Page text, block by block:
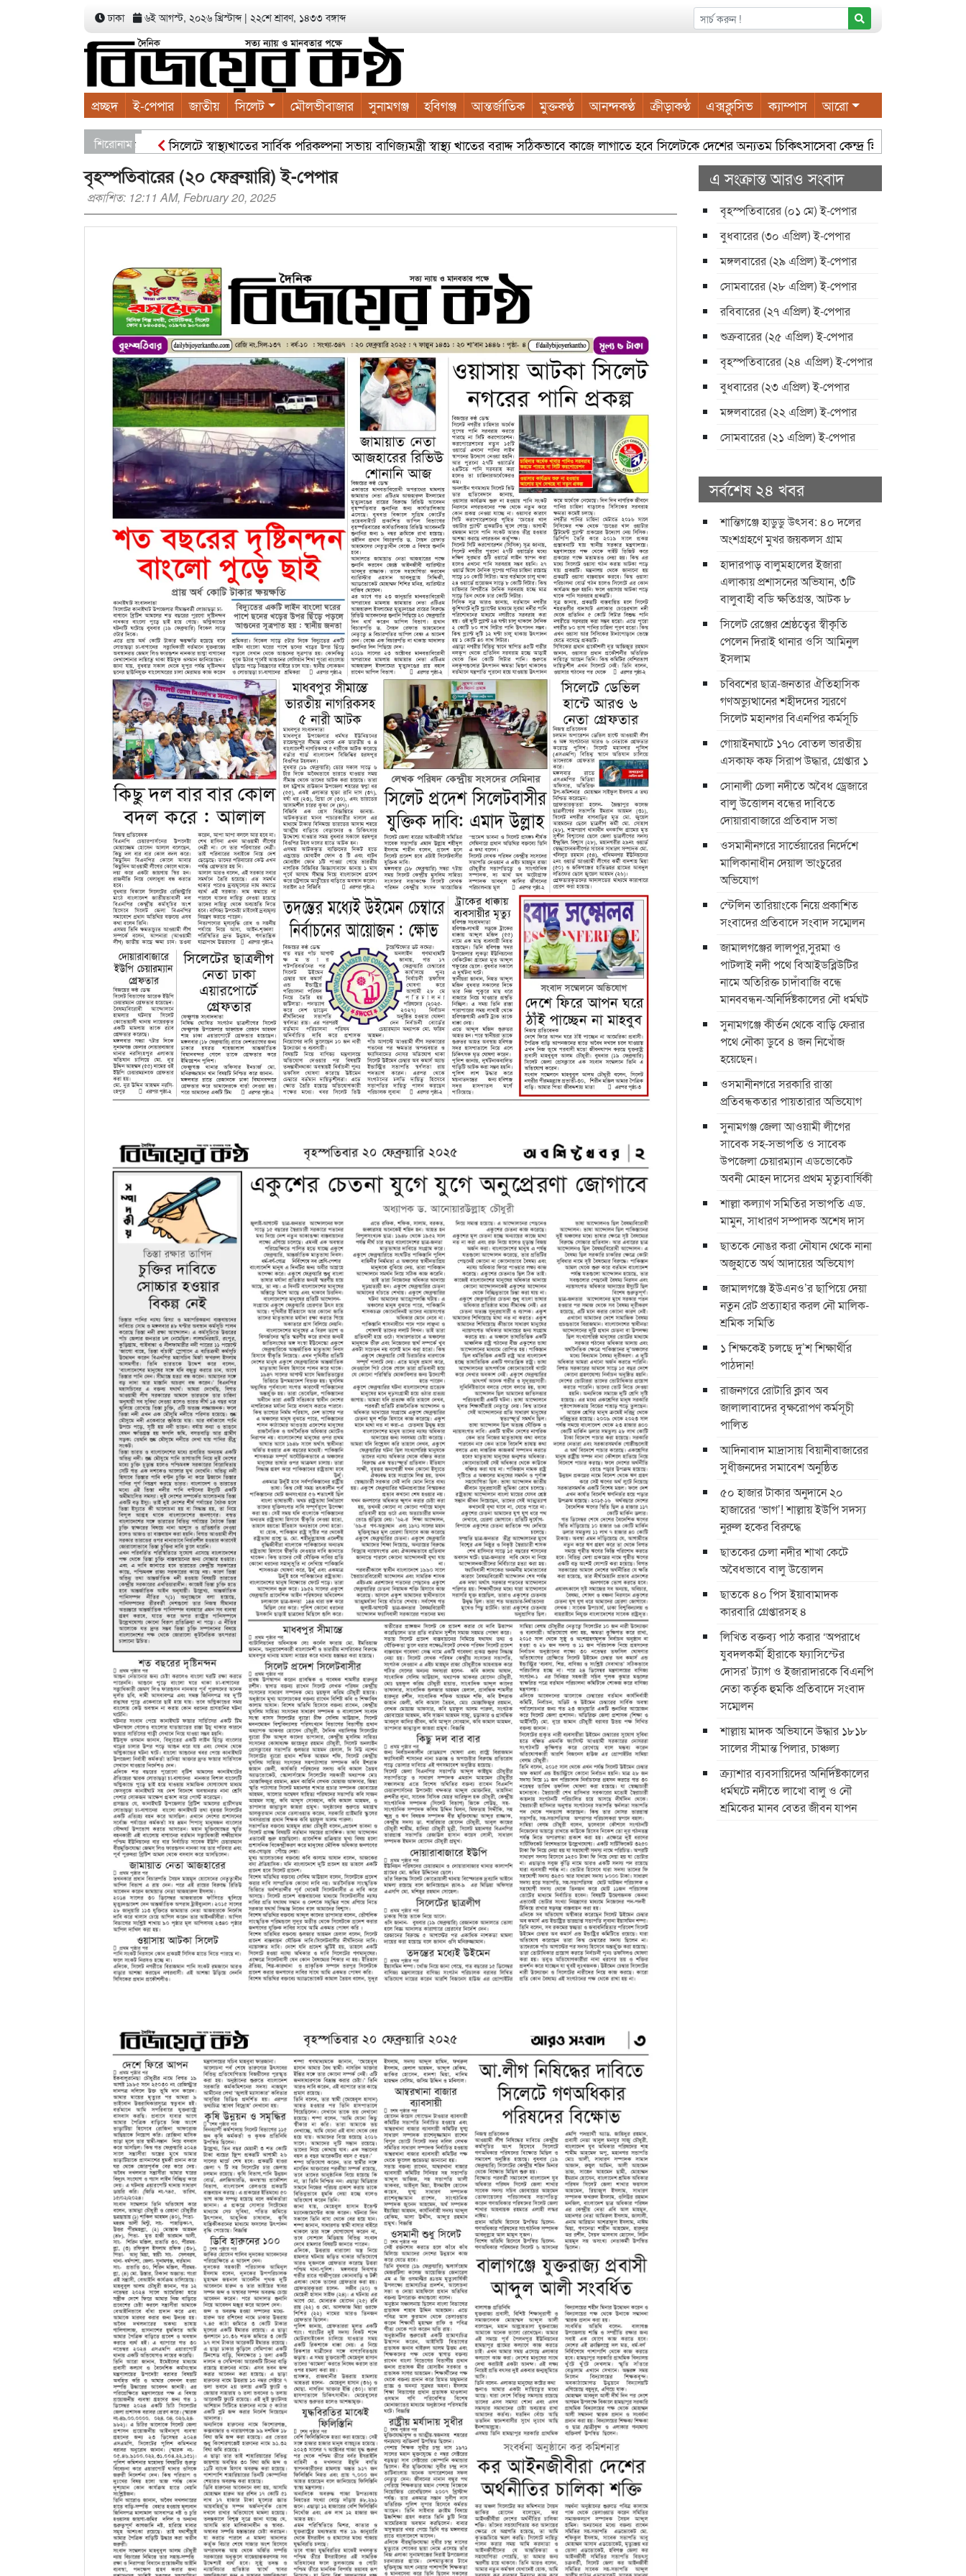
ঢাকা ৬ই আগস্ট, ২০২৬ খ্রিস্টাব্দ| ২২শে শ্রাবণ, ১৪৩৩ বঙ্গাব্দ
প্রচ্ছদ ই-পেপার জাতীয় সিলেট মৌলভীবাজার সুনামগঞ্জ হবিগঞ্জ আন্তর্জাতিক মুক্তকণ্ঠ আনন্দকণ্ঠ ক্রীড়াকণ্ঠ এক্সক্লুসিভ ক্যাম্পাস আরো
শিরোনাম
সিলেটে স্বাস্থ্যখাতের সার্বিক পরিকল্পনা সভায় বাণিজ্যমন্ত্রী স্বাস্থ্য খাতের বরাদ্দ সঠিকভাবে কাজে লাগাতে হবে সিলেটকে দেশের অন্যতম চিকিৎসাসেবা কেন্দ্র হিসেবে গড়ে তোলা সম্ভব: সিসিক
সিসিকের পাঁচ ওয়ার্ডে এক হাজার গাছের চারা বিতরণ যার যেখানে খালি জায়গা আছে, গাছ লাগান — আব্দুল কাইয়ুম চৌধুরী
সম্প্রসারিত ওয়ার্ডে আধুনিক নাগরিক সুবিধা করতে কাজ
বৃহস্পতিবারের (২০ ফেব্রুয়ারি) ই-পেপার
প্রকাশিত: 12:11 AM, February 20, 2025
এ সংক্রান্ত আরও সংবাদ
বৃহস্পতিবারের (০১ মে) ই-পেপার
বুধবারের (৩০ এপ্রিল) ই-পেপার
মঙ্গলবারের (২৯ এপ্রিল) ই-পেপার
সোমবারের (২৮ এপ্রিল) ই-পেপার
রবিবারের (২৭ এপ্রিল) ই-পেপার
শুক্রবারের (২৫ এপ্রিল) ই-পেপার
বৃহস্পতিবারের (২৪ এপ্রিল) ই-পেপার
বুধবারের (২৩ এপ্রিল) ই-পেপার
মঙ্গলবারের (২২ এপ্রিল) ই-পেপার
সোমবারের (২১ এপ্রিল) ই-পেপার
সর্বশেষ ২৪ খবর
শান্তিগঞ্জে হাডুডু উৎসব: ৪০ দলের
অংশগ্রহণে মুখর জয়কলস গ্রাম
হাদারপাড় বালুমহালের ইজারা
এলাকায় প্রশাসনের অভিযান, ৩টি
বালুবাহী বডি ক্ষতিগ্রস্ত, আটক ৮
সিলেট রেঞ্জের শ্রেষ্ঠত্বের স্বীকৃতি
পেলেন দিরাই থানার ওসি আমিনুল
ইসলাম
চব্বিশের ছাত্র-জনতার ঐতিহাসিক
গণঅভ্যুত্থানের শহীদদের স্মরণে
সিলেট মহানগর বিএনপির কর্মসূচি
গোয়াইনঘাটে ১৭০ বোতল ভারতীয়
এসকাফ কফ সিরাপ উদ্ধার, গ্রেপ্তার ১
সোনালী চেলা নদীতে অবৈধ ড্রেজারে
বালু উত্তোলন বন্ধের দাবিতে
দোয়ারাবাজারে প্রতিবাদ সভা
ওসমানীনগরে সার্ভেয়ারের নির্দেশে
মালিকানাধীন দেয়াল ভাংচুরের
অভিযোগ
স্টেলিন তারিয়াংকে নিয়ে প্রকাশিত
সংবাদের প্রতিবাদে সংবাদ সম্মেলন
জামালগঞ্জের লালপুর,সুরমা ও
পাটলাই নদী পথে বিআইডব্লিউটির
নামে অতিরিক্ত চাদাঁবাজি বন্ধে
মানববন্ধন-অনির্দিষ্টকালের নৌ ধর্মঘট
সুনামগঞ্জে কীর্তন থেকে বাড়ি ফেরার
পথে নৌকা ডুবে ৪ জন নিখোঁজ
হয়েছেন।
ওসমানীনগরে সরকারি রাস্তা
প্রতিবন্ধকতার পায়তারার অভিযোগ
সুনামগঞ্জ জেলা আওয়ামী লীগের
সাবেক সহ-সভাপতি ও সাবেক
উপজেলা চেয়ারম্যান এডভোকেট
অবনী মোহন দাসের প্রথম মৃত্যুবার্ষিকী
শাল্লা কল্যাণ সমিতির সভাপতি এড.
মামুন, সাধারণ সম্পাদক অশেষ দাস
ছাতকে নোঙর করা নৌযান থেকে নানা
অজুহাতে অর্থ আদায়ের অভিযোগ
জামালগঞ্জে ইউএনও’র ছাপিয়ে দেয়া
নতুন রেট প্রত্যাহার করল নৌ মালিক-
শ্রমিক সমিতি
১ শিক্ষকেই চলছে দু’শ শিক্ষার্থীর
পাঠদান!
রাজনগরে রোটারি ক্লাব অব
জালালাবাদের বৃক্ষরোপণ কর্মসূচী
পালিত
আদিনাবাদ মাদ্রাসায় বিয়ানীবাজারের
সুধীজনদের সমাবেশ অনুষ্ঠিত
৫০ হাজার টাকার অনুদানে ২০
হাজারের ‘ভাগ’! শাল্লায় ইউপি সদস্য
নুরুল হকের বিরুদ্ধে
ছাতকের চেলা নদীর শাখা কেটে
অবৈধভাবে বালু উত্তোলন
ছাতকে ৪০ পিস ইয়াবামাদক
কারবারি গ্রেপ্তারসহ ৪
লিখিত বক্তব্য পাঠ করার ‘অপরাধে
যুবদলকর্মী হীরাকে ফ্যাসিস্টের
দোসর’ ট্যাগ ও ইজারাদারকে বিএনপি
নেতা কর্তৃক হুমকি প্রতিবাদে সংবাদ
সম্মেলন
শাল্লায় মাদক অভিযানে উদ্ধার ১৮১৮
সালের সীমান্ত পিলার, চাঞ্চল্য
ক্র্যাশার ব্যবসায়িদের অনির্দিষ্টকালের
ধর্মঘটে নদীতে লাখো বালু ও নৌ
শ্রমিকের মানব বেতর জীবন যাপন